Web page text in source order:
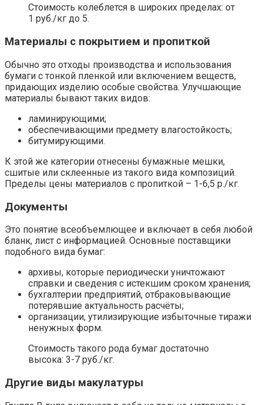
Стоимость колеблется в широких пределах: от
1 руб./кг до 5.
Материалы с покрытием и пропиткой
Обычно это отходы производства и использования
бумаги с тонкой пленкой или включением веществ,
придающих изделию особые свойства. Улучшающие
материалы бывают таких видов:
ламинирующими;
обеспечивающими предмету влагостойкость;
битумирующими.
К этой же категории отнесены бумажные мешки,
сшитые или склеенные из такого вида композиций.
Пределы цены материалов с пропиткой – 1-6,5 р./кг.
Документы
Это понятие всеобъемлющее и включает в себя любой
бланк, лист с информацией. Основные поставщики
подобного вида бумаг:
архивы, которые периодически уничтожают
справки и сведения с истекшим сроком хранения;
бухгалтерии предприятий, отбраковывающие
потерявшие актуальность расчёты;
организации, утилизирующие избыточные тиражи
ненужных форм.
Стоимость такого рода бумаг достаточно
высока: 3-7 руб./кг.
Другие виды макулатуры